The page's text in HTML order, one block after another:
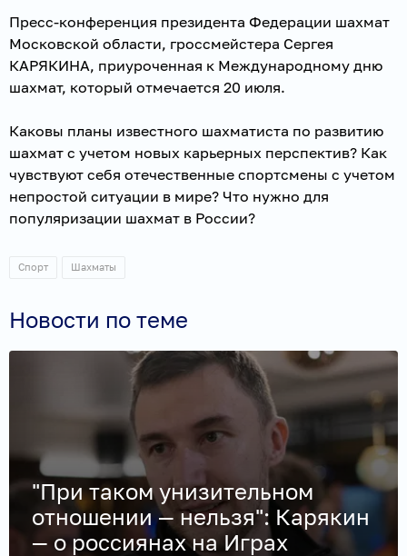
Пресс-конференция президента Федерации шахмат
Московской области, гроссмейстера Сергея
КАРЯКИНА, приуроченная к Международному дню
шахмат, который отмечается 20 июля.
Каковы планы известного шахматиста по развитию
шахмат с учетом новых карьерных перспектив? Как
чувствуют себя отечественные спортсмены с учетом
непростой ситуации в мире? Что нужно для
популяризации шахмат в России?
Спорт Шахматы
Новости по теме
"При таком унизительном
отношении — нельзя": Карякин
— о россиянах на Играх